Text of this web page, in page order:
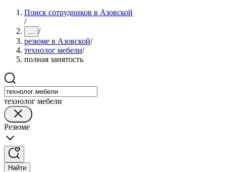
Поиск сотрудников в Азовской
/
... /
резюме в Азовской/
технолог мебели/
полная занятость
технолог мебели
Резюме
Найти